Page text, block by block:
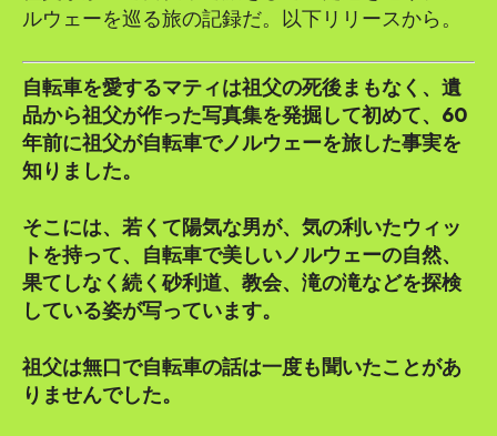
ルウェーを巡る旅の記録だ。以下リリースから。
自転車を愛するマティは祖父の死後まもなく、遺
品から祖父が作った写真集を発掘して初めて、60
年前に祖父が自転車でノルウェーを旅した事実を
知りました。
そこには、若くて陽気な男が、気の利いたウィッ
トを持って、自転車で美しいノルウェーの自然、
果てしなく続く砂利道、教会、滝の滝などを探検
している姿が写っています。
祖父は無口で自転車の話は一度も聞いたことがあ
りませんでした。